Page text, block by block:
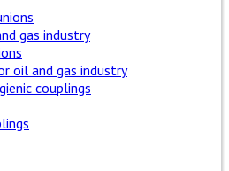
gas industry
oil and gas industry
couplings